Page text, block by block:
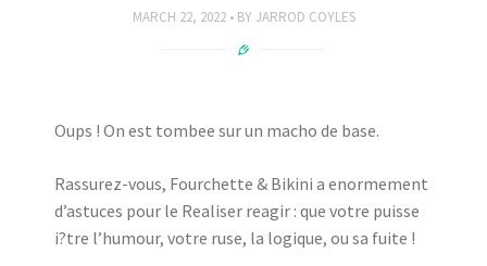
MARCH 22, 2022 BY JARROD COYLES
Oups ! On est tombee sur un macho de base.
Rassurez-vous, Fourchette & Bikini a enormement
d’astuces pour le Realiser reagir : que votre puisse
i?tre l’humour, votre ruse, la logique, ou sa fuite !